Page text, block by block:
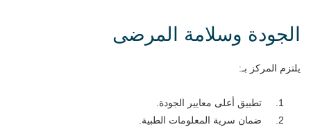
الجودة وسلامة المرضى
يلتزم المركز بـ:
تطبيق أعلى معايير الجودة.
ضمان سرية المعلومات الطبية.